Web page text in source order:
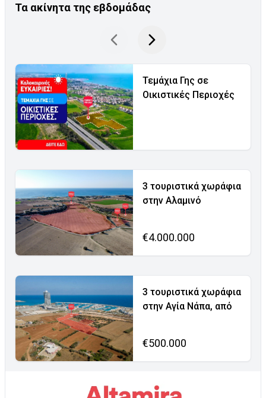
Τα ακίνητα της εβδομάδας
Τεμάχια Γης σε
Οικιστικές Περιοχές
3 τουριστικά χωράφια
στην Αλαμινό
€4.000.000
3 τουριστικά χωράφια
στην Αγία Νάπα, από
€500.000